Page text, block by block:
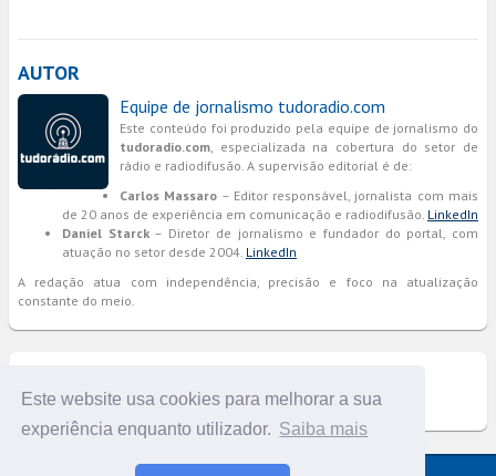
Este website usa cookies para melhorar a sua
experiência enquanto utilizador. Saiba mais
AUTOR
Equipe de jornalismo tudoradio.com
Este conteúdo foi produzido pela equipe de jornalismo do
tudoradio.com, especializada na cobertura do setor de
rádio e radiodifusão. A supervisão editorial é de:
Carlos Massaro – Editor responsável, jornalista com mais
de 20 anos de experiência em comunicação e radiodifusão. LinkedIn
Daniel Starck– Diretor de jornalismo e fundador do portal, com
atuação no setor desde 2004. LinkedIn
A redação atua com independência, precisão e foco na atualização
constante do meio.